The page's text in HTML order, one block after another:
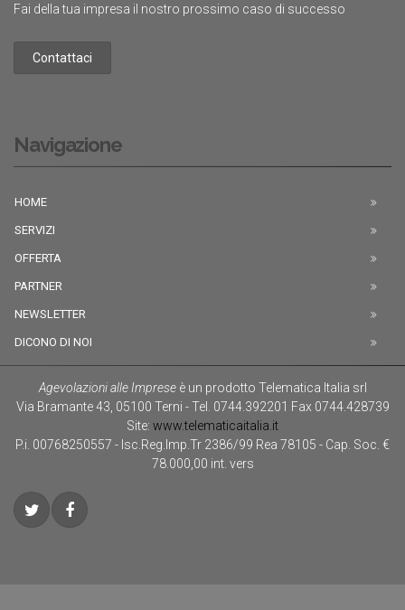
Fai della tua impresa il nostro prossimo caso di successo
Contattaci
Navigazione
HOME
SERVIZI
OFFERTA
PARTNER
NEWSLETTER
DICONO DI NOI
Agevolazioni alle Impreseè un prodotto Telematica Italia srl
Via Bramante 43 05100 Terni -Tel. 0744.392201 Fax 0744.428739
Site: www.telematicaitalia.it
P.i. 00768250557 - Isc.Reg.Imp.Tr 2386/99 Rea 78105 - Cap. Soc. €
78.000,00 int. vers